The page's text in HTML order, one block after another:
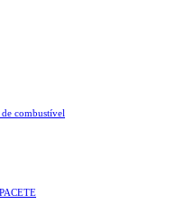
combustível